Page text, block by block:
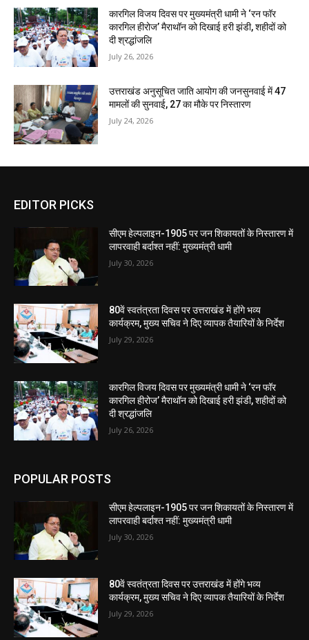
कारगिल विजय दिवस पर मुख्यमंत्री धामी ने ‘रन फॉर
कारगिल हीरोज’ मैराथॉन को दिखाई हरी झंडी, शहीदों को
दी श्रद्धांजलि
July 26, 2026
उत्तराखंड अनुसूचित जाति आयोग की जनसुनवाई में 47
मामलों की सुनवाई, 27 का मौके पर निस्तारण
July 24, 2026
EDITOR PICKS
सीएम हेल्पलाइन-1905 पर जन शिकायतों के निस्तारण में
लापरवाही बर्दाश्त नहीं: मुख्यमंत्री धामी
July 30, 2026
80वें स्वतंत्रता दिवस पर उत्तराखंड में होंगे भव्य
कार्यक्रम, मुख्य सचिव ने दिए व्यापक तैयारियों के निर्देश
July 29, 2026
कारगिल विजय दिवस पर मुख्यमंत्री धामी ने ‘रन फॉर
कारगिल हीरोज’ मैराथॉन को दिखाई हरी झंडी, शहीदों को
दी श्रद्धांजलि
July 26, 2026
POPULAR POSTS
सीएम हेल्पलाइन-1905 पर जन शिकायतों के निस्तारण में
लापरवाही बर्दाश्त नहीं: मुख्यमंत्री धामी
July 30, 2026
80वें स्वतंत्रता दिवस पर उत्तराखंड में होंगे भव्य
कार्यक्रम, मुख्य सचिव ने दिए व्यापक तैयारियों के निर्देश
July 29, 2026